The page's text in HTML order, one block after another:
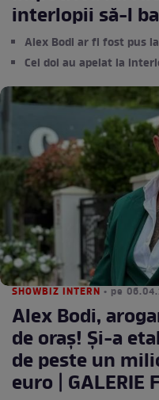
interlopii să-l
Alex Bodi ar fi fost pus
Cei doi au apelat la
SHOWBIZ INTERN • pe
Alex Bodi,
de oraș! Și-a
de peste un
euro | GALERIE